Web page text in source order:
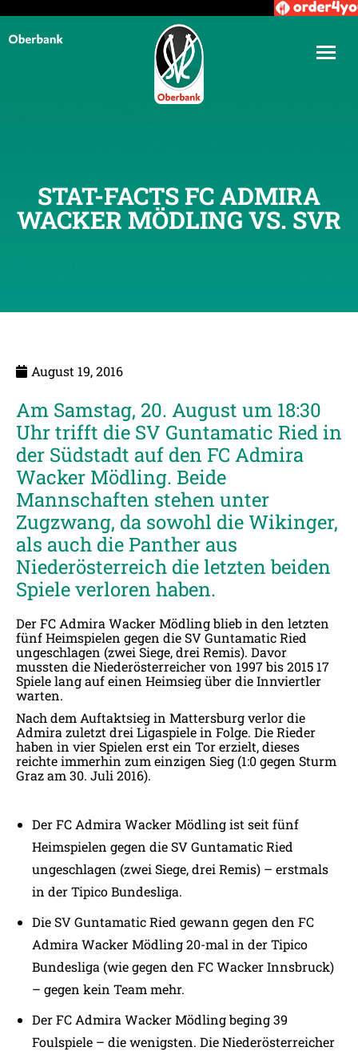
STAT-FACTS FC ADMIRA
WACKER MÖDLING VS. SVR
August 19, 2016
Am Samstag, 20. August um 18:30
Uhr trifft die SV Guntamatic Ried in
der Südstadt auf den FC Admira
Wacker Mödling. Beide
Mannschaften stehen unter
Zugzwang, da sowohl die Wikinger,
als auch die Panther aus
Niederösterreich die letzten beiden
Spiele verloren haben.
Der FC Admira Wacker Mödling blieb in den letzten
fünf Heimspielen gegen die SV Guntamatic Ried
ungeschlagen (zwei Siege, drei Remis). Davor
mussten die Niederösterreicher von 1997 bis 2015 17
Spiele lang auf einen Heimsieg über die Innviertler
warten.
Nach dem Auftaktsieg in Mattersburg verlor die
Admira zuletzt drei Ligaspiele in Folge. Die Rieder
haben in vier Spielen erst ein Tor erzielt, dieses
reichte immerhin zum einzigen Sieg (1:0 gegen Sturm
Graz am 30. Juli 2016).
Der FC Admira Wacker Mödling ist seit fünf
Heimspielen gegen die SV Guntamatic Ried
ungeschlagen (zwei Siege, drei Remis) – erstmals
in der Tipico Bundesliga.
Die SV Guntamatic Ried gewann gegen den FC
Admira Wacker Mödling 20-mal in der Tipico
Bundesliga (wie gegen den FC Wacker Innsbruck)
– gegen kein Team mehr.
Der FC Admira Wacker Mödling beging 39
Foulspiele – die wenigsten. Die Niederösterreicher